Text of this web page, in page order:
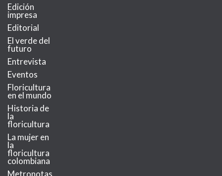
Edición
impresa
Editorial
El verde del
futuro
Entrevista
Eventos
Floricultura
en el mundo
Historia de
la
floricultura
La mujer en
la
floricultura
colombiana
Metronotas